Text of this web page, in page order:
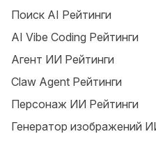
Поиск AI Рейтинги
AI Vibe Coding Рейтинги
Агент ИИ Рейтинги
Claw Agent Рейтинги
Персонаж ИИ Рейтинги
Генератор изображений